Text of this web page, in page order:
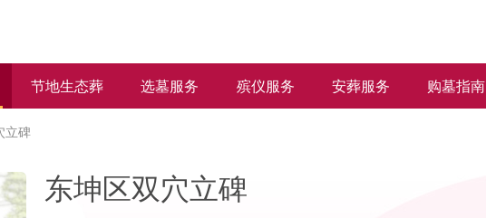
节地生态葬 选墓服务 殡仪服务 安葬服务 购墓指南
立碑
东坤区双穴立碑